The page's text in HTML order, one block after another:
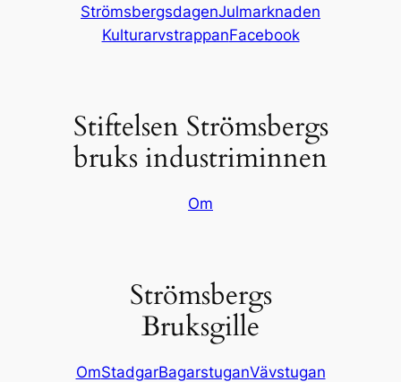
StrömsbergsdagenJulmarknaden
KulturarvstrappanFacebook
Stiftelsen Strömsbergs
bruks industriminnen
Om
Strömsbergs
Bruksgille
OmStadgarBagarstuganVävstugan